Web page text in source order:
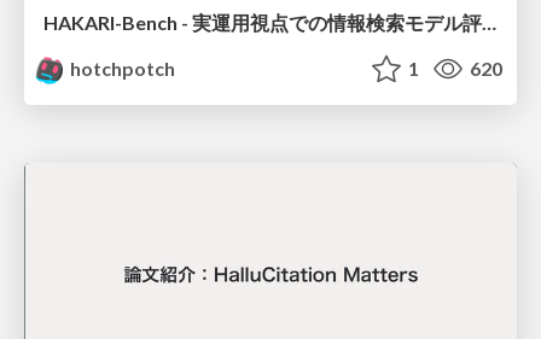
HAKARI-Bench - 実運用視点での情報検索モデル評価ベンチマーク
hotchpotch
1 620